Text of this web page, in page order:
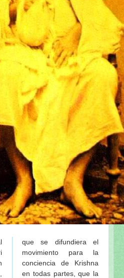
que se difundiera el
movimiento para la
conciencia de Krishna
en todas partes, que la